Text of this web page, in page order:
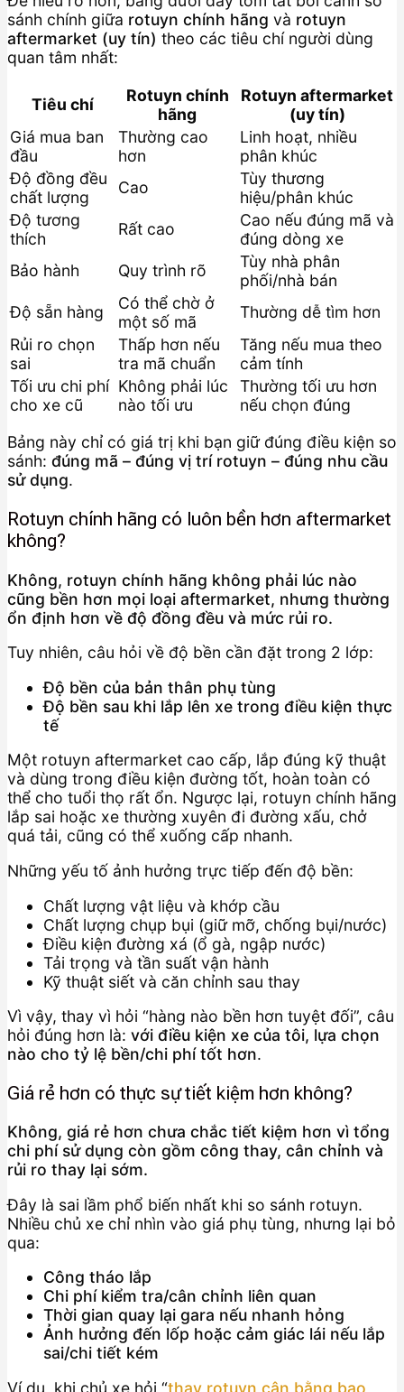
sánh chính giữa rotuyn chính hãng và rotuyn
aftermarket (uy tín) theo các tiêu chí người dùng
quan tâm nhất:
Tiêu chí
Rotuyn chính
hãng
Rotuyn aftermarket
(uy tín)
Giá mua ban
đầu
Thường cao
hơn
Linh hoạt, nhiều
phân khúc
Độ đồng đều
chất lượng
Cao
Tùy thương
hiệu/phân khúc
Độ tương
thích
Rất cao
Cao nếu đúng mã và
đúng dòng xe
Bảo hành
Quy trình rõ
Tùy nhà phân
phối/nhà bán
Độ sẵn hàng
Có thể chờ ở
một số mã
Thường dễ tìm hơn
Rủi ro chọn
sai
Thấp hơn nếu
tra mã chuẩn
Tăng nếu mua theo
cảm tính
Tối ưu chi phí
cho xe cũ
Không phải lúc
nào tối ưu
Thường tối ưu hơn
nếu chọn đúng
Bảng này chỉ có giá trị khi bạn giữ đúng điều kiện so
sánh: đúng mã – đúng vị trí rotuyn – đúng nhu cầu
sử dụng.
Rotuyn chính hãng có luôn bền hơn aftermarket
không?
Không, rotuyn chính hãng không phải lúc nào
cũng bền hơn mọi loại aftermarket, nhưng thường
ổn định hơn về độ đồng đều và mức rủi ro.
Tuy nhiên, câu hỏi về độ bền cần đặt trong 2 lớp:
Độ bền của bản thân phụ tùng
Độ bền sau khi lắp lên xe trong điều kiện thực
tế
Một rotuyn aftermarket cao cấp, lắp đúng kỹ thuật
và dùng trong điều kiện đường tốt, hoàn toàn có
thể cho tuổi thọ rất ổn. Ngược lại, rotuyn chính hãng
lắp sai hoặc xe thường xuyên đi đường xấu, chở
quá tải, cũng có thể xuống cấp nhanh.
Những yếu tố ảnh hưởng trực tiếp đến độ bền:
Chất lượng vật liệu và khớp cầu
Chất lượng chụp bụi (giữ mỡ, chống bụi/nước)
Điều kiện đường xá (ổ gà, ngập nước)
Tải trọng và tần suất vận hành
Kỹ thuật siết và căn chỉnh sau thay
Vì vậy, thay vì hỏi “hàng nào bền hơn tuyệt đối”, câu
hỏi đúng hơn là: với điều kiện xe của tôi, lựa chọn
nào cho tỷ lệ bền/chi phí tốt hơn.
Giá rẻ hơn có thực sự tiết kiệm hơn không?
Không, giá rẻ hơn chưa chắc tiết kiệm hơn vì tổng
chi phí sử dụng còn gồm công thay, cân chỉnh và
rủi ro thay lại sớm.
Đây là sai lầm phổ biến nhất khi so sánh rotuyn.
Nhiều chủ xe chỉ nhìn vào giá phụ tùng, nhưng lại bỏ
qua:
Công tháo lắp
Chi phí kiểm tra/cân chỉnh liên quan
Thời gian quay lại gara nếu nhanh hỏng
Ảnh hưởng đến lốp hoặc cảm giác lái nếu lắp
sai/chi tiết kém
Ví dụ, khi chủ xe hỏi “thay rotuyn cân bằng bao